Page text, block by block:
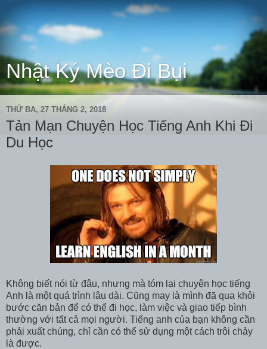
Nhật Ký Mèo Đi Bụi
THỨ BA, 27 THÁNG 2, 2018
Tản Mạn Chuyện Học Tiếng Anh Khi Đi
Du Học
Không biết nói từ đâu, nhưng mà tóm lại chuyện học tiếng
Anh là một quá trình lâu dài. Cũng may là mình đã qua khỏi
bước căn bản để có thể đi học, làm việc và giao tiếp bình
thường với tất cả mọi người. Tiếng anh của bạn không cần
phải xuất chúng, chỉ cần có thể sử dụng một cách trôi chảy
là được.